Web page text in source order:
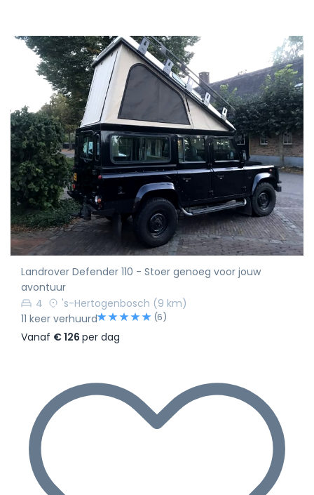
Landrover Defender 110 - Stoer genoeg voor jouw
avontuur
4
's-Hertogenbosch (9 km)
11 keer verhuurd
(6)
Vanaf € 126 per dag